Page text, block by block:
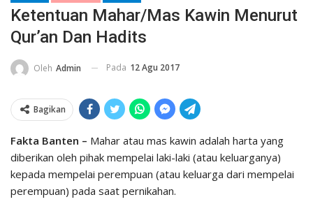
Ketentuan Mahar/Mas Kawin Menurut
Qur’an Dan Hadits
Oleh Admin Pada 12 Agu 2017
Bagikan
Fakta Banten – Mahar atau mas kawin adalah harta yang
diberikan oleh pihak mempelai laki-laki (atau keluarganya)
kepada mempelai perempuan (atau keluarga dari mempelai
perempuan) pada saat pernikahan.